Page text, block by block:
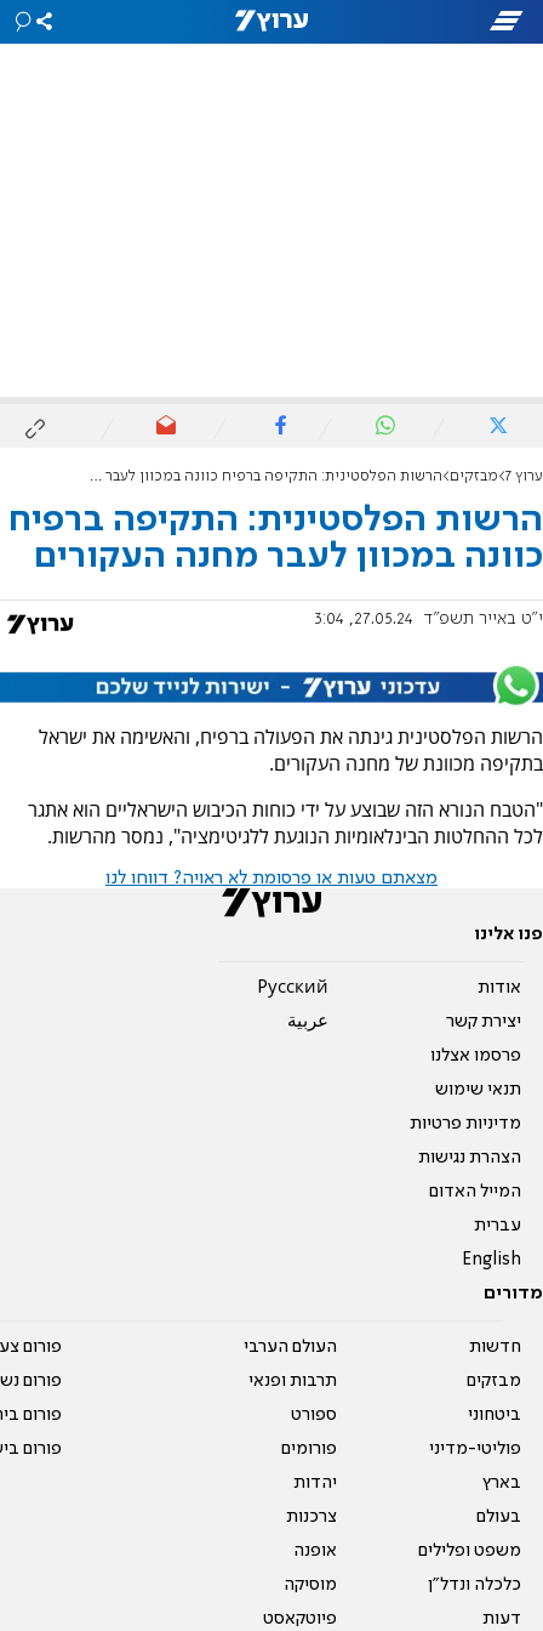
ערוץ 7 מבזקים הרשות הפלסטינית: התקיפה ברפיח כוונה במכוון לעבר מחנה העקורים
הרשות הפלסטינית: התקיפה ברפיח
כוונה במכוון לעבר מחנה העקורים
י"ט באייר תשפ"ד 27.05.24, 3:04
הרשות הפלסטינית גינתה את הפעולה ברפיח, והאשימה את ישראל
בתקיפה מכוונת של מחנה העקורים.
"הטבח הנורא הזה שבוצע על ידי כוחות הכיבוש הישראליים הוא אתגר
לכל ההחלטות הבינלאומיות הנוגעת ללגיטימציה", נמסר מהרשות.
מצאתם טעות או פרסומת לא ראויה? דווחו לנו
פנו אלינו
אודות
יצירת קשר
פרסמו אצלנו
תנאי שימוש
מדיניות פרטיות
הצהרת נגישות
המייל האדום
עברית
English
Pусский
عربية
מדורים
חדשות
מבזקים
ביטחוני
פוליטי-מדיני
בארץ
בעולם
משפט ופלילים
כלכלה ונדל"ן
דעות
העולם הערבי
תרבות ופנאי
ספורט
פורומים
יהדות
צרכנות
אופנה
מוסיקה
פיוטקאסט
פורום
פורום
פורום
פורום